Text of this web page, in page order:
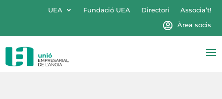
UEA Fundació UEA Directori
Associa’t!
Àrea socis